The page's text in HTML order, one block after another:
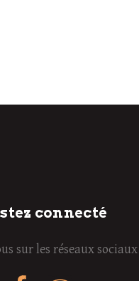
connecté
sur les réseaux sociaux